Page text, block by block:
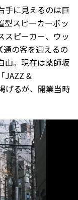
手に見えるのは巨
型スピーカーボッ
スピーカー、ウッ
通の客を迎えるの
山。現在は薬師坂
JAZZ &
げるが、開業当時